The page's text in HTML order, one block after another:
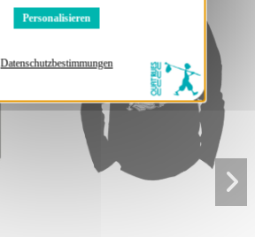
Personalisieren
Datenschutzbestimmungen